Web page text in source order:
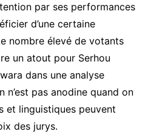
par ses performances
d’une certaine
nombre élevé de votants
un atout pour Serhou
dans une analyse
pas anodine quand on
et linguistiques peuvent
des jurys.